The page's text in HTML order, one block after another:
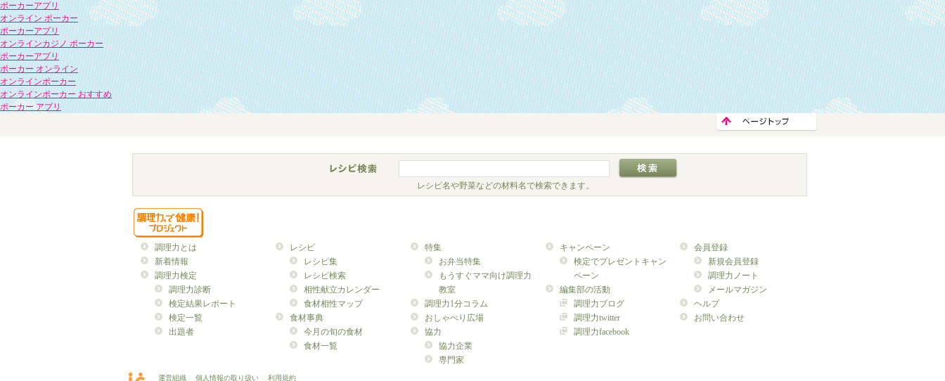
ポーカーアプリ
オンライン ポーカー
ポーカーアプリ
オンラインカジノ ポーカー
ポーカーアプリ
ポーカー オンライン
オンラインポーカー
オンラインポーカー おすすめ
ポーカー アプリ
レシピ名や野菜などの材料名で検索できます。
調理力とは
新着情報
調理力検定
調理力診断
検定結果レポート
検定一覧
出題者
レシピ
レシピ集
レシピ検索
相性献立カレンダー
食材相性マップ
食材事典
今月の旬の食材
食材一覧
特集
お弁当特集
もうすぐママ向け調理力
教室
調理力1分コラム
おしゃべり広場
協力
協力企業
専門家
キャンペーン
検定でプレゼントキャン
ペーン
編集部の活動
調理力ブログ
調理力twitter
調理力facebook
会員登録
新規会員登録
調理力ノート
メールマガジン
ヘルプ
お問い合わせ
運営組織 個人情報の取り扱い 利用規約